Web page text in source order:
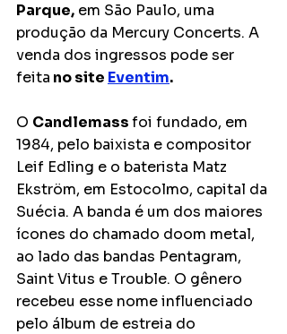
Parque, em São Paulo, uma
produção da Mercury Concerts. A
venda dos ingressos pode ser
feita no site Eventim.
O Candlemass foi fundado, em
1984, pelo baixista e compositor
Leif Edling e o baterista Matz
Ekström, em Estocolmo, capital da
Suécia. A banda é um dos maiores
ícones do chamado doom metal,
ao lado das bandas Pentagram,
Saint Vitus e Trouble. O gênero
recebeu esse nome influenciado
pelo álbum de estreia do